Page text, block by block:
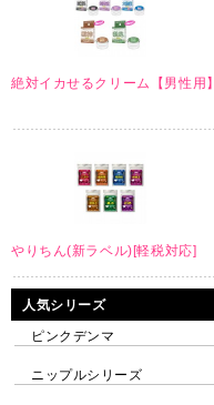
人気シリーズ
ピンクデンマ
ニップルシリーズ
絶対イカせるクリーム【男性用】
やりちん(新ラベル)[軽税対応]